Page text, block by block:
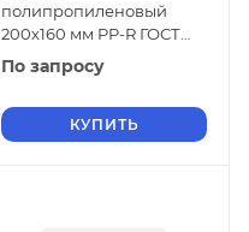
полипропиленовый
200х160 мм PP-R ГОСТ
32415-2013
По запросу
КУПИТЬ